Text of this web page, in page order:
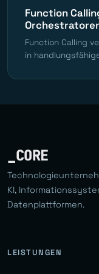
Function
Function Calling
in
_CORE
KI,
Datenplattformen.
LEISTUNGEN